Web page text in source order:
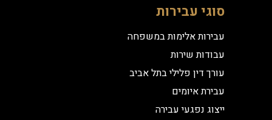
סוגי עבירות
עבירות אלימות במשפחה
עבודות שירות
עורך דין פלילי בתל אביב
עבירת איומים
ייצוג נפגעי עבירה